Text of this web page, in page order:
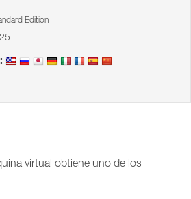
Edition
virtual obtiene uno de los